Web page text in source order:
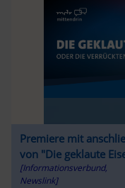
Premiere mit
von "Die geklaute Eisenbahn oder Die Verrückten
vom Schwarzbachtal"
[Informationsverbund,
Newslink]